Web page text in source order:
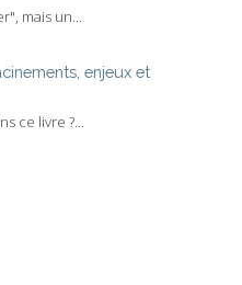
mais un...
enjeux et
ce livre ?...